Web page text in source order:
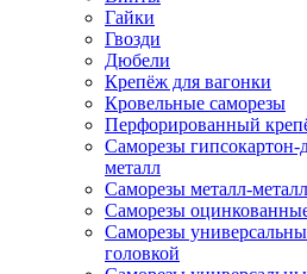
Гайки
Гвозди
Дюбели
Крепёж для вагонки
Кровельные саморезы
Перфорированный
Саморезы гипсокартон-
металл
Саморезы металл-металл
Саморезы
Саморезы
головкой